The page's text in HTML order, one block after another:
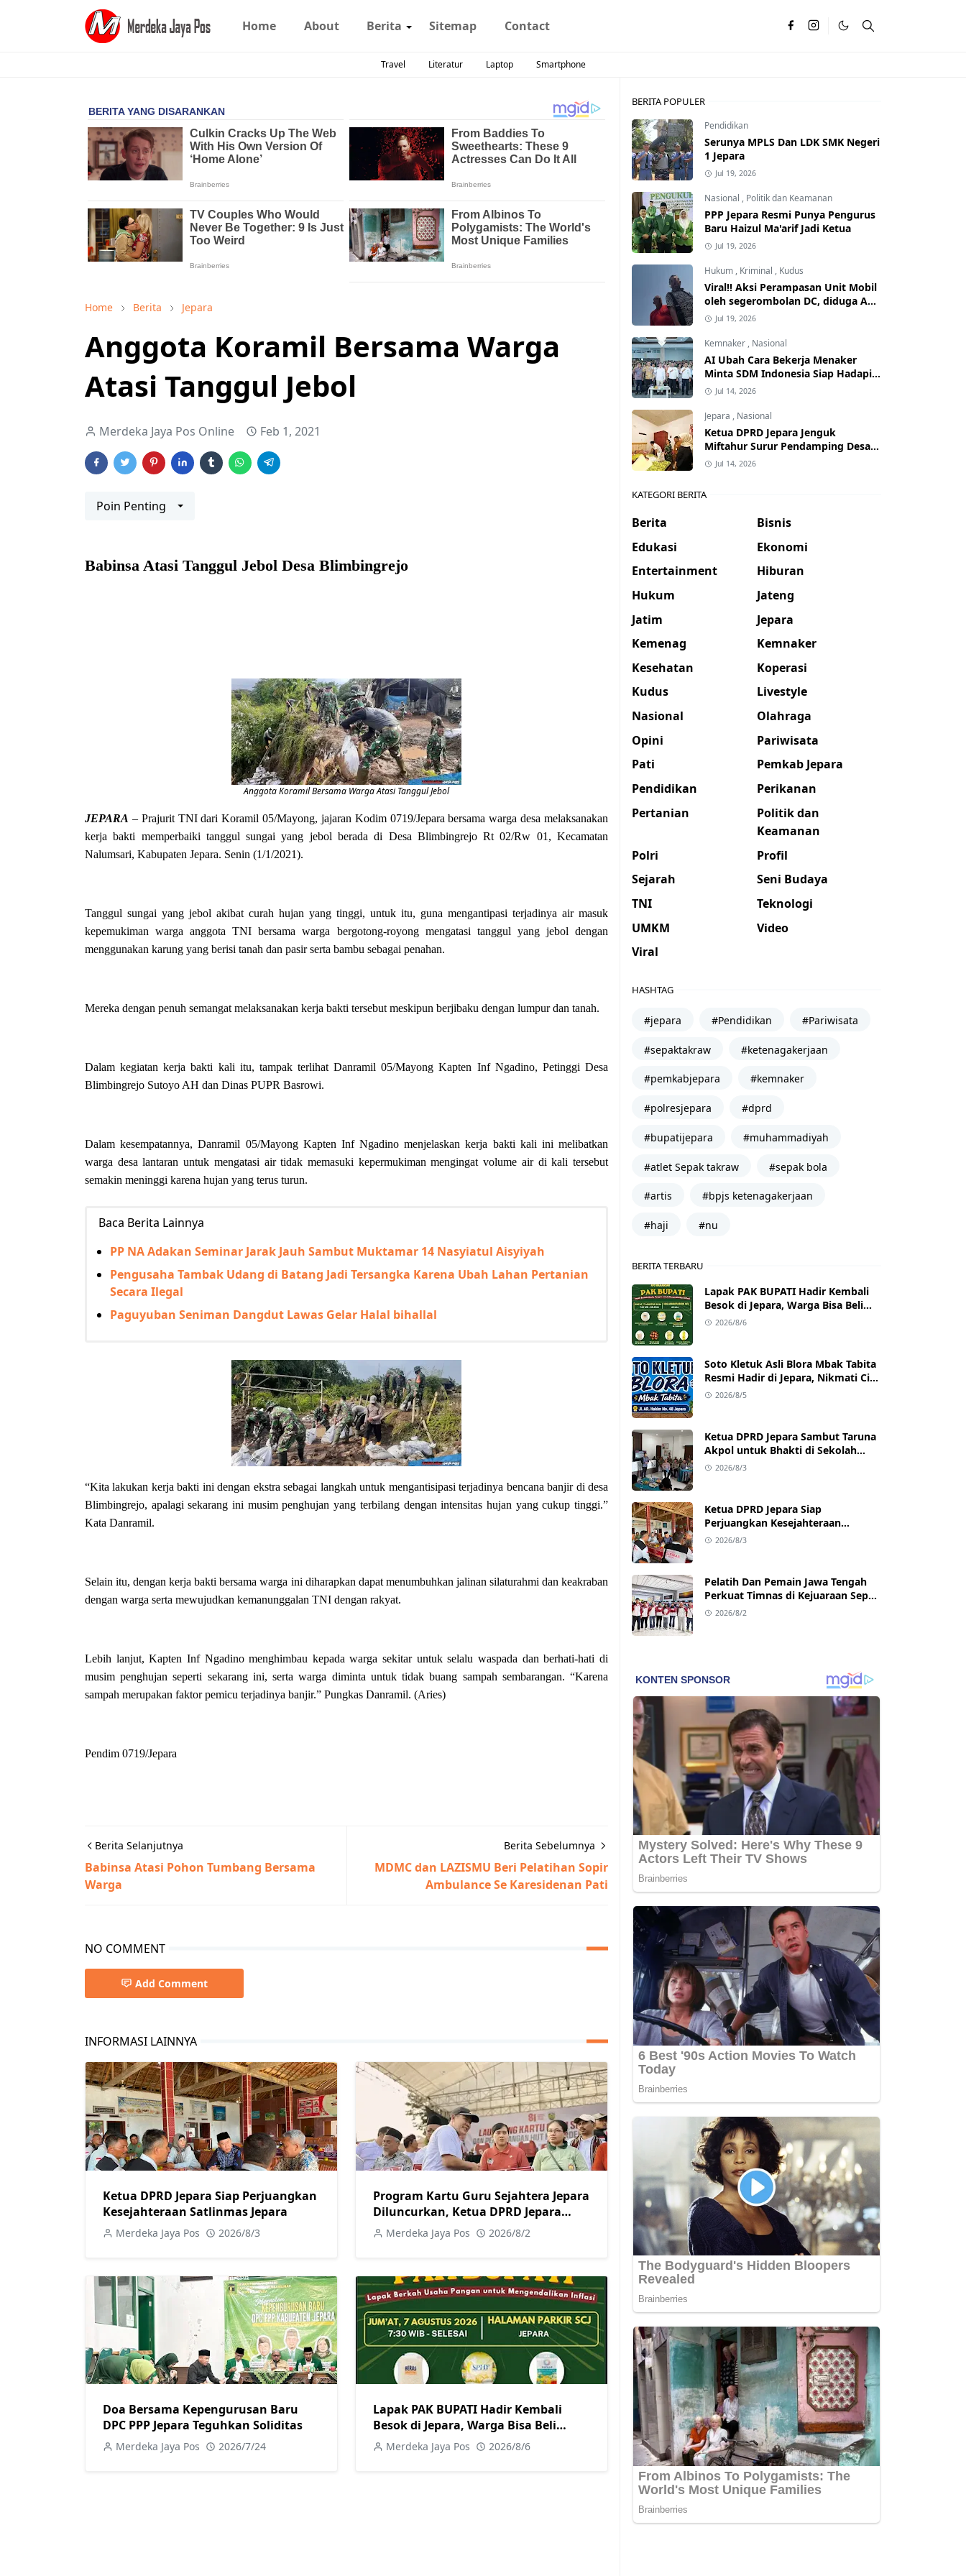
Home About Berita Sitemap Contact
Travel Literatur Laptop Smartphone
Home Berita Jepara
Anggota Koramil Bersama Warga
Atasi Tanggul Jebol
Merdeka Jaya Pos Online Feb 1, 2021
Poin Penting
Babinsa Atasi Tanggul Jebol Desa Blimbingrejo
Anggota Koramil Bersama Warga Atasi Tanggul Jebol
JEPARA – Prajurit TNI dari Koramil 05/Mayong, jajaran Kodim 0719/Jepara bersama warga desa melaksanakan
kerja bakti memperbaiki tanggul sungai yang jebol berada di Desa Blimbingrejo Rt 02/Rw 01, Kecamatan
Nalumsari, Kabupaten Jepara. Senin (1/1/2021).
Tanggul sungai yang jebol akibat curah hujan yang tinggi, untuk itu, guna mengantipasi terjadinya air masuk
kepemukiman warga anggota TNI bersama warga bergotong-royong mengatasi tanggul yang jebol dengan
menggunakan karung yang berisi tanah dan pasir serta bambu sebagai penahan.
Mereka dengan penuh semangat melaksanakan kerja bakti tersebut meskipun berjibaku dengan lumpur dan tanah.
Dalam kegiatan kerja bakti kali itu, tampak terlihat Danramil 05/Mayong Kapten Inf Ngadino, Petinggi Desa
Blimbingrejo Sutoyo AH dan Dinas PUPR Basrowi.
Dalam kesempatannya, Danramil 05/Mayong Kapten Inf Ngadino menjelaskan kerja bakti kali ini melibatkan
warga desa lantaran untuk mengatasi air tidak memasuki kepermukiman mengingat volume air di kali tersebut
semakin meninggi karena hujan yang terus turun.
Baca Berita Lainnya
PP NA Adakan Seminar Jarak Jauh Sambut Muktamar 14 Nasyiatul Aisyiyah
Pengusaha Tambak Udang di Batang Jadi Tersangka Karena Ubah Lahan Pertanian
Secara Ilegal
Paguyuban Seniman Dangdut Lawas Gelar Halal bihallal
“Kita lakukan kerja bakti ini dengan ekstra sebagai langkah untuk mengantisipasi terjadinya bencana banjir di desa
Blimbingrejo, apalagi sekarang ini musim penghujan yang terbilang dengan intensitas hujan yang cukup tinggi.”
Kata Danramil.
Selain itu, dengan kerja bakti bersama warga ini diharapkan dapat menumbuhkan jalinan silaturahmi dan keakraban
dengan warga serta mewujudkan kemanunggalan TNI dengan rakyat.
Lebih lanjut, Kapten Inf Ngadino menghimbau kepada warga sekitar untuk selalu waspada dan berhati-hati di
musim penghujan seperti sekarang ini, serta warga diminta untuk tidak buang sampah sembarangan. “Karena
sampah merupakan faktor pemicu terjadinya banjir.” Pungkas Danramil. (Aries)
Pendim 0719/Jepara
Berita Selanjutnya
Babinsa Atasi Pohon Tumbang Bersama
Warga
Berita Sebelumnya
MDMC dan LAZISMU Beri Pelatihan Sopir
Ambulance Se Karesidenan Pati
NO COMMENT
Add Comment
INFORMASI LAINNYA
Ketua DPRD Jepara Siap Perjuangkan
Kesejahteraan Satlinmas Jepara
Merdeka Jaya Pos 2026/8/3
Program Kartu Guru Sejahtera Jepara
Diluncurkan, Ketua DPRD Jepara
Dukung Kesejahteraan Guru
Merdeka Jaya Pos 2026/8/2
Doa Bersama Kepengurusan Baru
DPC PPP Jepara Teguhkan Soliditas
Merdeka Jaya Pos 2026/7/24
Lapak PAK BUPATI Hadir Kembali
Besok di Jepara, Warga Bisa Beli
Beras hingga Minyak Goreng dengan
Harga Terjangkau
Merdeka Jaya Pos 2026/8/6
BERITA POPULER
Pendidikan
Serunya MPLS Dan LDK SMK Negeri
1 Jepara
Jul 19, 2026
Nasional , Politik dan Keamanan
PPP Jepara Resmi Punya Pengurus
Baru Haizul Ma'arif Jadi Ketua
Jul 19, 2026
Hukum , Kriminal , Kudus
Viral!! Aksi Perampasan Unit Mobil
oleh segerombolan DC, diduga Ada
Dalangnya
Jul 19, 2026
Kemnaker , Nasional
AI Ubah Cara Bekerja Menaker
Minta SDM Indonesia Siap Hadapi
Dunia Kerja Baru
Jul 14, 2026
Jepara , Nasional
Ketua DPRD Jepara Jenguk
Miftahur Surur Pendamping Desa
yang Sakit
Jul 14, 2026
KATEGORI BERITA
Berita
Bisnis
Edukasi
Ekonomi
Entertainment
Hiburan
Hukum
Jateng
Jatim
Jepara
Kemenag
Kemnaker
Kesehatan
Koperasi
Kudus
Livestyle
Nasional
Olahraga
Opini
Pariwisata
Pati
Pemkab Jepara
Pendidikan
Perikanan
Pertanian
Politik dan
Keamanan
Polri
Profil
Sejarah
Seni Budaya
TNI
Teknologi
UMKM
Video
Viral
HASHTAG
#jepara #Pendidikan #Pariwisata
#sepaktakraw #ketenagakerjaan
#pemkabjepara #kemnaker
#polresjepara #dprd
#bupatijepara #muhammadiyah
#atlet Sepak takraw #sepak bola
#artis #bpjs ketenagakerjaan
#haji #nu
BERITA TERBARU
Lapak PAK BUPATI Hadir Kembali
Besok di Jepara, Warga Bisa Beli
Beras hingga Minyak Goreng
2026/8/6
Soto Kletuk Asli Blora Mbak Tabita
Resmi Hadir di Jepara, Nikmati Cita
Rasa Autentik Mulai Rp10 Ribu
2026/8/5
Ketua DPRD Jepara Sambut Taruna
Akpol untuk Bhakti di Sekolah
Rakyat Jepara
2026/8/3
Ketua DPRD Jepara Siap
Perjuangkan Kesejahteraan
Satlinmas Jepara
2026/8/3
Pelatih Dan Pemain Jawa Tengah
Perkuat Timnas di Kejuaraan Sepak
takraw Internasional
2026/8/2